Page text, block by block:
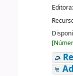
Editora:
[